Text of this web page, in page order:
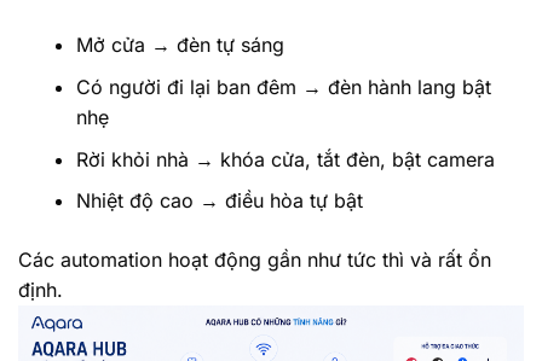
Mở cửa → đèn tự sáng
Có người đi lại ban đêm → đèn hành lang bật
nhẹ
Rời khỏi nhà → khóa cửa, tắt đèn, bật camera
Nhiệt độ cao → điều hòa tự bật
Các automation hoạt động gần như tức thì và rất ổn
định.